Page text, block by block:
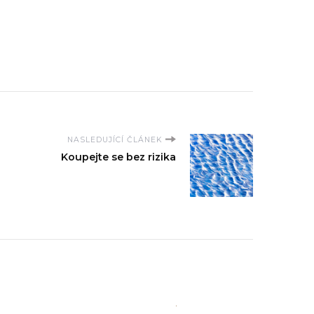
NASLEDUJÍCÍ ČLÁNEK
Koupejte se bez rizika